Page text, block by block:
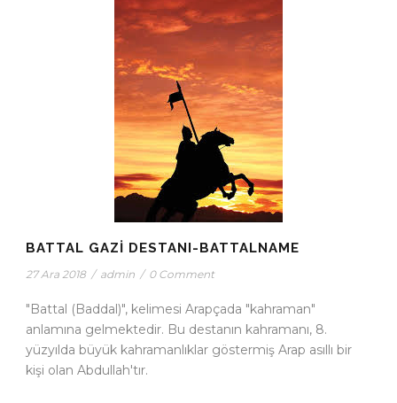
BATTAL GAZİ DESTANI-BATTALNAME
27 Ara 2018 / admin / 0 Comment
"Battal (Baddal)", kelimesi Arapçada "kahraman"
anlamına gelmektedir. Bu destanın kahramanı, 8.
yüzyılda büyük kahramanlıklar göstermiş Arap asıllı bir
kişi olan Abdullah'tır.